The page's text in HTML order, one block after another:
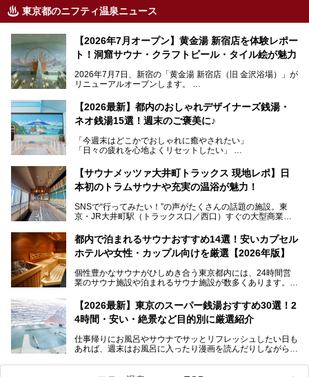
東京都のニフティ温泉ニュース
【2026年7月オープン】黄金湯 新宿店を体験レポー
ト！洞窟サウナ・クラフトビール・タイル絵が魅力
2026年7月7日、新宿の「黄金湯 新宿店（旧 金沢浴場）」が
リニューアルオープンします。
レトロでノスタルジックなタイル絵はそのまま、昔からここ
を知る地元の人にも、新しく足を運んでくれる人にも愛され
る、今の時代の"銭湯"として生まれ変わりました。洞窟のよ
ビアバーなど、新しく登場したスポットも併せて紹介しま
す。充実した設備があるのに、基本の入浴料が銭湯価格の5
【2026最新】都内のおしゃれデザイナーズ銭湯・
ネオ銭湯15選！週末のご褒美に♪
「今週末はどこかでおしゃれに癒やされたい」
「日々の疲れを心地よくリセットしたい」
となっている新しいスタイルの銭湯です。
最近、SNSやメディアで「デザイナーズ銭湯」や「ネオ銭
本記事では、そもそもこれらがどんな銭湯なのか、その気に
いおしゃれな名店15選を、おすすめの順番で一挙にご紹介
します。
【サウナメッツァ大井町トラックス 現地レポ】日
本初のトラムサウナや充実の温浴が魅力！
SNSで“行ってみたい！”の声がたくさんの話題の施設。東
京・JR大井町駅（トラックス口／西口）すぐの大型商業施
ツァ大井町トラックス」がニューオープン。施設の様子をレ
ポ―トします。
都内で泊まれるサウナおすすめ14選！安いカプセル
ホテルや女性・カップル向けを厳選【2026年版】
個性豊かなサウナがひしめき合う東京都内には、24時間営
業のサウナ施設や泊まれるサウナ施設が数多くあります。
を旅の目的とする「サ旅」や自分へのご褒美のための宿泊な
ど、自分の好きなタイミングで好きなだけサ活ができるのが
魅力です。
最近では、男性専用施設だけでなく、カップルや女性に嬉し
い個室サウナも増えてきました。
【2026最新】東京のスーパー銭湯おすすめ30選！2
4時間・安い・絶景など目的別に厳選紹介
仕事帰りにお風呂やサウナでサッとリフレッシュしたい日も
あれば、週末はお風呂に入ったり漫画を読んだりしながら一